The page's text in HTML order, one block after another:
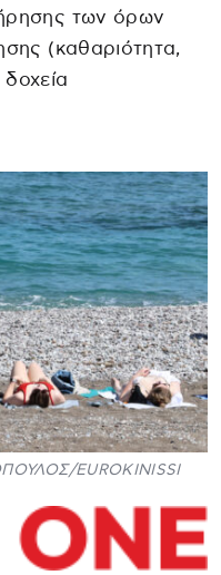
των όρων
(καθαριότητα,
EUROKINISSI